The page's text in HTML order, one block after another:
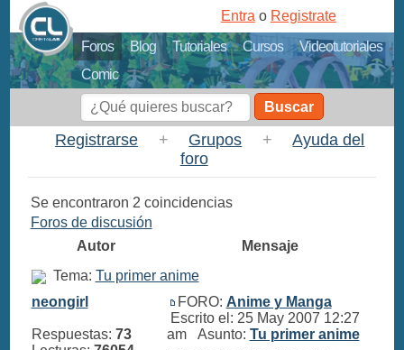
Foros Blog Tutoriales Cursos
Videotutoriales
Comic
Entra o Registrate
Buscar
Registrarse + Grupos +
Ayuda del
foro
Se encontraron 2 coincidencias
Foros de discusión
Autor
Mensaje
Tema: Tu primer anime
neongirl
Respuestas: 73
FORO: Anime y Manga
Escrito el: 25 May 2007 12:27
am Asunto: Tu primer anime